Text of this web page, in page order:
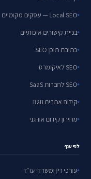
Local SEO — עסקים מקומיים
בניית קישורים איכותיים
כתיבת תוכן SEO
SEO לאיקומרס
SEO לחברות SaaS
קידום אתרים B2B
מחירון קידום אורגני
לפי ענף
עורכי דין ומשרדי עו"ד